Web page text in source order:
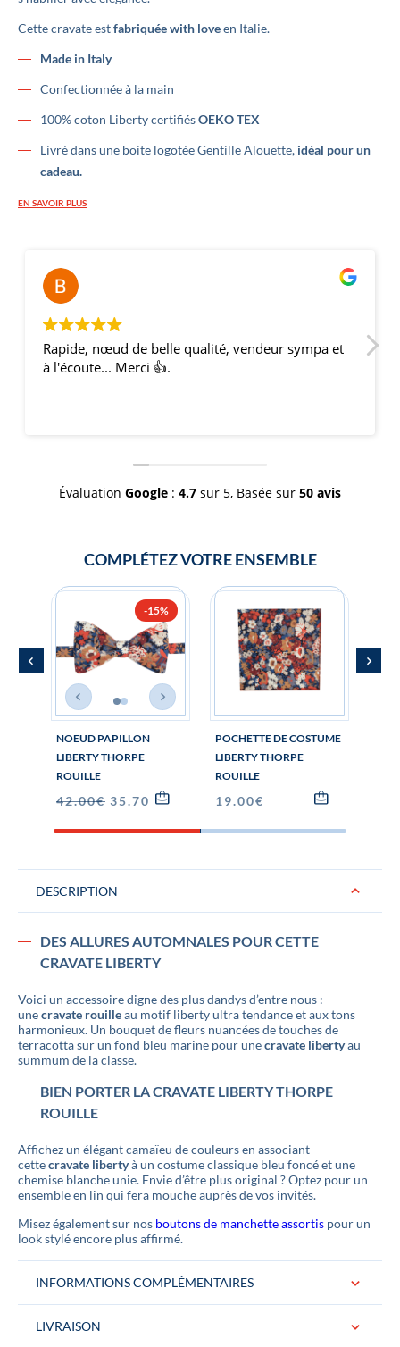
Cette cravate estfabriquée with loveen Italie.
Made in Italy
Confectionnée à la main
100% coton Liberty certifiésOEKO TEX
Livré dans une boite logotée Gentille Alouette, idéal pour un
cadeau.
EN SAVOIR PLUS
Rapide, nœud de belle qualité, vendeur sympa et
à l'écoute... Merci 👍.
Évaluation Google : 4.7 sur 5, Basée sur 50 avis
DESCRIPTION
DES ALLURES AUTOMNALES POUR CETTE
CRAVATE LIBERTY
Voici un accessoire digne des plus dandys d’entre nous :
unecravate rouilleau motif liberty ultra tendance et aux tons
harmonieux. Un bouquet de fleurs nuancées de touches de
terracotta sur un fond bleu marine pour unecravate libertyau
summum de la classe.
BIEN PORTER LA CRAVATE LIBERTY THORPE
ROUILLE
Affichez un élégant camaïeu de couleurs en associant
cettecravate libertyà un costume classique bleu foncé et une
chemise blanche unie. Envie d’être plus original ? Optez pour un
ensemble en lin qui fera mouche auprès de vos invités.
Misez également sur nos boutons de manchette assortis pour un
look stylé encore plus affirmé.
INFORMATIONS COMPLÉMENTAIRES
LIVRAISON
COMPLÉTEZ VOTRE ENSEMBLE
-15%
NOEUD PAPILLON
LIBERTY THORPE
ROUILLE
42.00€ 35.70 €
POCHETTE DE COSTUME
LIBERTY THORPE
ROUILLE
19.00€